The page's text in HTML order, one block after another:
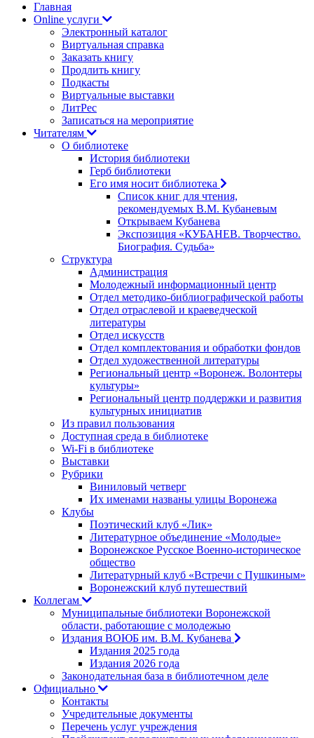
Главная
Online услуги
Электронный каталог
Виртуальная справка
Заказать книгу
Продлить книгу
Подкасты
Виртуальные выставки
ЛитРес
Записаться на мероприятие
Читателям
О библиотеке
История библиотеки
Герб библиотеки
Его имя носит библиотека
Список книг для чтения,
рекомендуемых В.М. Кубаневым
Открываем Кубанева
Экспозиция «КУБАНЕВ. Творчество.
Биография. Судьба»
Структура
Администрация
Молодежный информационный центр
Отдел методико-библиографической работы
Отдел отраслевой и краеведческой
литературы
Отдел искусств
Отдел комплектования и обработки фондов
Отдел художественной литературы
Региональный центр «Воронеж. Волонтеры
культуры»
Региональный центр поддержки и развития
культурных инициатив
Из правил пользования
Доступная среда в библиотеке
Wi-Fi в библиотеке
Выставки
Рубрики
Виниловый четверг
Их именами названы улицы Воронежа
Клубы
Поэтический клуб «Лик»
Литературное объединение «Молодые»
Воронежское Русское Военно-историческое
общество
Литературный клуб «Встречи с Пушкиным»
Воронежский клуб путешествий
Коллегам
Муниципальные библиотеки Воронежской
области, работающие с молодежью
Издания ВОЮБ им. В.М. Кубанева
Издания 2025 года
Издания 2026 года
Законодательная база в библиотечном деле
Официально
Контакты
Учредительные документы
Перечень услуг учреждения